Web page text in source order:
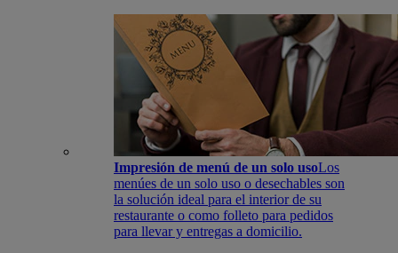
Impresión de menú de un solo usoLos
menúes de un solo uso o desechables son
la solución ideal para el interior de su
restaurante o como folleto para pedidos
para llevar y entregas a domicilio.